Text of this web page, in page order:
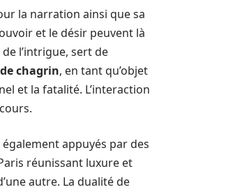
la narration ainsi que sa
et le désir peuvent là
l’intrigue, sert de
chagrin, en tant qu’objet
et la fatalité. L’interaction
appuyés par des
réunissant luxure et
autre. La dualité de